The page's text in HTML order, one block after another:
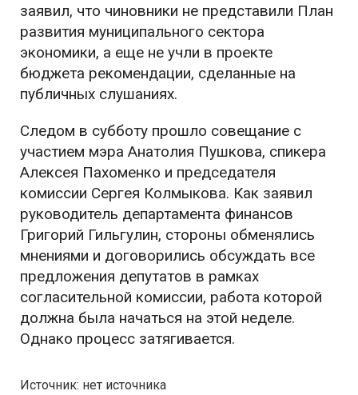
заявил, что чиновники не представили План
развития муниципального сектора
экономики, а еще не учли в проекте
бюджета рекомендации, сделанные на
публичных слушаниях.
Следом в субботу прошло совещание с
участием мэра Анатолия Пушкова, спикера
Алексея Пахоменко и председателя
комиссии Сергея Колмыкова. Как заявил
руководитель департамента финансов
Григорий Гильгулин, стороны обменялись
мнениями и договорились обсуждать все
предложения депутатов в рамках
согласительной комиссии, работа которой
должна была начаться на этой неделе.
Однако процесс затягивается.
Источник: нет источника